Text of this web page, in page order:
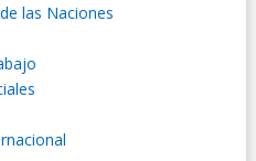
las Naciones